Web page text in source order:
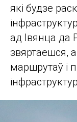
які будзе
ад Івянца да
звяртаешся,
маршрутаў і